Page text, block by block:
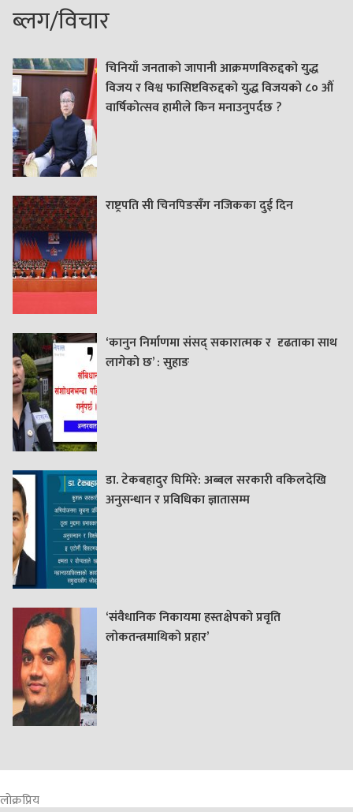
ब्लग/विचार
चिनियाँ जनताको जापानी आक्रमणविरुद्दको युद्ध
विजय र विश्व फासिष्टविरुद्दको युद्ध विजयको ८० औं
वार्षिकोत्सव हामीले किन मनाउनुपर्दछ ?
राष्ट्रपति सी चिनपिङसँग नजिकका दुई दिन
‘कानुन निर्माणमा संसद् सकारात्मक र दृढताका साथ
लागेको छ’ : सुहाङ
डा. टेकबहादुर घिमिरे: अब्बल सरकारी वकिलदेखि
अनुसन्धान र प्रविधिका ज्ञातासम्म
‘संवैधानिक निकायमा हस्तक्षेपको प्रवृति
लोकतन्त्रमाथिको प्रहार’
लोक्रप्रिय